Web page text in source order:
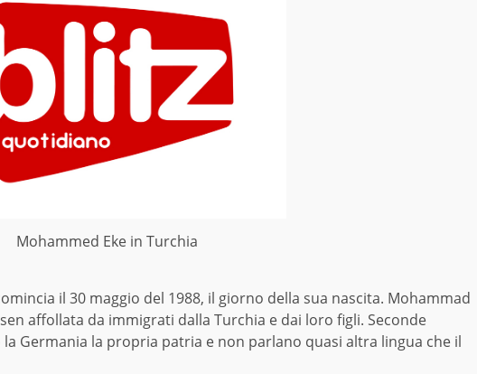
Mohammed Eke in Turchia
il 30 maggio del 1988, il giorno della sua nascita. Mohammad
affollata da immigrati dalla Turchia e dai loro figli. Seconde
Germania la propria patria e non parlano quasi altra lingua che il